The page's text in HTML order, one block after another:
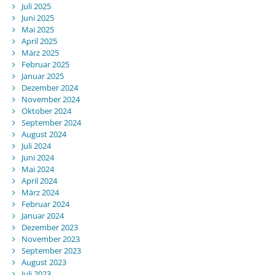
Juli 2025
Juni 2025
Mai 2025
April 2025
März 2025
Februar 2025
Januar 2025
Dezember 2024
November 2024
Oktober 2024
September 2024
August 2024
Juli 2024
Juni 2024
Mai 2024
April 2024
März 2024
Februar 2024
Januar 2024
Dezember 2023
November 2023
September 2023
August 2023